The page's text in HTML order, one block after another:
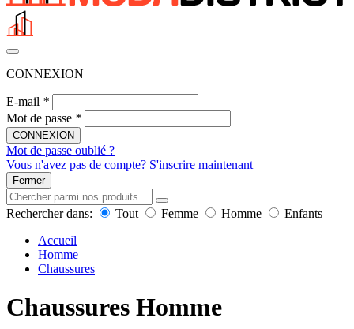
CONNEXION
E-mail *
Mot de passe *
CONNEXION
Mot de passe oublié ?
Vous n'avez pas de compte? S'inscrire maintenant
Fermer
Rechercher dans: Tout Femme Homme
Enfants
Accueil
Homme
Chaussures
Chaussures Homme